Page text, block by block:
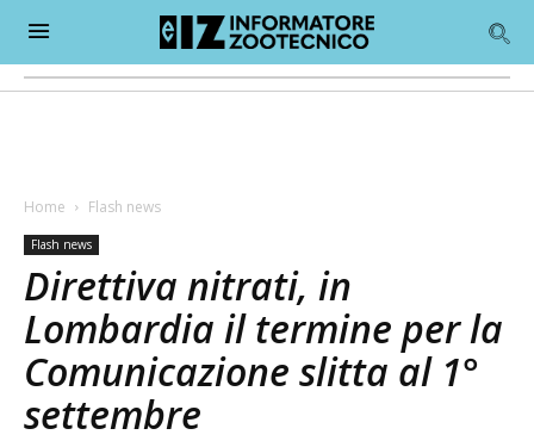
Home Flash news
Flash news
Direttiva nitrati, in
Lombardia il termine per la
Comunicazione slitta al 1°
settembre